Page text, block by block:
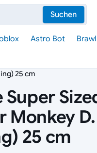
Suchen
Astro Bot
25 cm
Super
Monkey
25 cm